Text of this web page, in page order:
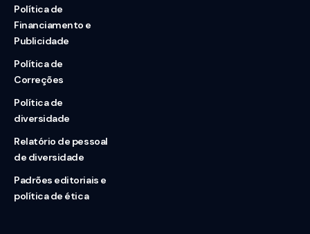
Política de
Financiamento e
Publicidade
Política de
Correções
Política de
diversidade
Relatório de pessoal
de diversidade
Padrões editoriais e
política de ética